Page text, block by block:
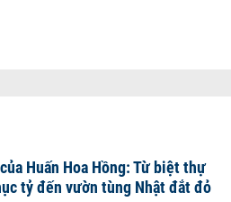
Huấn Hoa Hồng: Từ biệt thự
tỷ đến vườn tùng Nhật đắt đỏ